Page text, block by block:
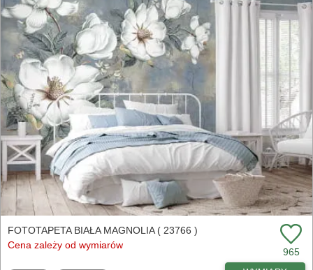
FOTOTAPETA BIAŁA MAGNOLIA ( 23766 )
Cena zależy od wymiarów
965